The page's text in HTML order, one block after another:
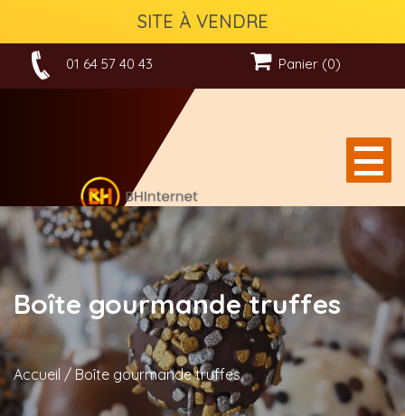
SITE À VENDRE
01 64 57 40 43 Panier (0)
Boîte gourmande truffes
Accueil / Boîte gourmande truffes